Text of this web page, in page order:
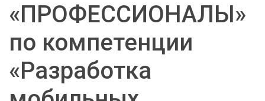
«ПРОФЕССИОНАЛЫ»
по компетенции
«Разработка